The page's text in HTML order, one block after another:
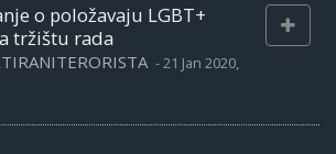
o položavaju LGBT+
tržištu rada
-21 Jan 2020,